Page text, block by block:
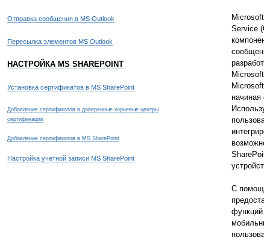
Отправка сообщения в MS Outlook
Пересылка элементов MS Outlook
НАСТРОЙКА MS SHAREPOINT
Установка сертификатов в MS SharePoint
Добавление сертификатов в доверенные корневые центры
сертификации
Добавление сертификатов в MS SharePoint
Настройка учетной записи MS SharePoint
Microsoft
Service
Microsoft
Microsoft
начиная с
С
функций